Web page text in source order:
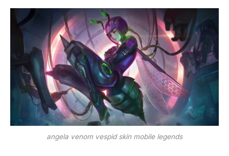
angela venom vespid skin mobile legends